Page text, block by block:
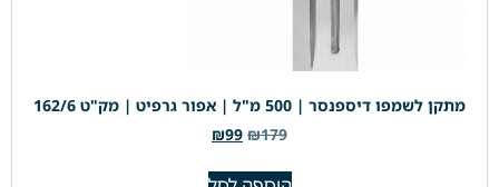
מתקן לשמפו דיספנסר | 500 מ"ל | אפור גרפיט | מק"ט 162/6
₪179
₪99